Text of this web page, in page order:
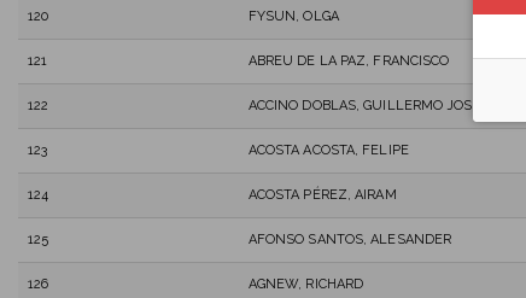
120 FYSUN, OLGA
121 ABREU DE LA PAZ, FRANCISCO
122 ACCINO DOBLAS, GUILLERMO JOSE
123 ACOSTA ACOSTA, FELIPE
124 ACOSTA PÉREZ, AIRAM
125 AFONSO SANTOS, ALESANDER
126 AGNEW, RICHARD